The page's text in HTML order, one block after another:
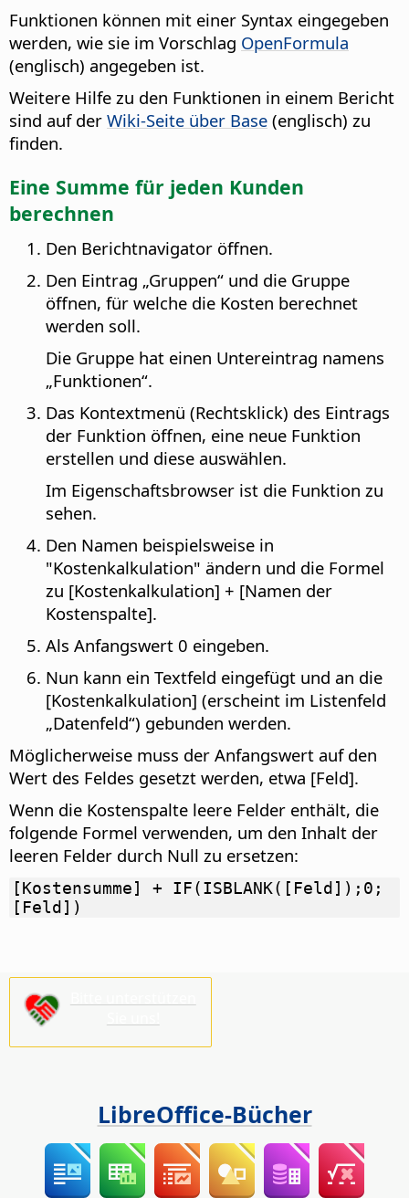
Funktionen können mit einer Syntax eingegeben
werden, wie sie im Vorschlag OpenFormula
(englisch) angegeben ist.
Weitere Hilfe zu den Funktionen in einem Bericht
sind auf der Wiki-Seite über Base (englisch) zu
finden.
Eine Summe für jeden Kunden
berechnen
Den Berichtnavigator öffnen.
Den Eintrag „Gruppen“ und die Gruppe
öffnen, für welche die Kosten berechnet
werden soll.
Die Gruppe hat einen Untereintrag namens
„Funktionen“.
Das Kontextmenü (Rechtsklick) des Eintrags
der Funktion öffnen, eine neue Funktion
erstellen und diese auswählen.
Im Eigenschaftsbrowser ist die Funktion zu
sehen.
Den Namen beispielsweise in
"Kostenkalkulation" ändern und die Formel
zu [Kostenkalkulation] + [Namen der
Kostenspalte].
Als Anfangswert 0 eingeben.
Nun kann ein Textfeld eingefügt und an die
[Kostenkalkulation] (erscheint im Listenfeld
„Datenfeld“) gebunden werden.
Möglicherweise muss der Anfangswert auf den
Wert des Feldes gesetzt werden, etwa [Feld].
Wenn die Kostenspalte leere Felder enthält, die
folgende Formel verwenden, um den Inhalt der
leeren Felder durch Null zu ersetzen:
[Kostensumme] + IF(ISBLANK([Feld]);0;
[Feld])
LibreOffice-Bücher